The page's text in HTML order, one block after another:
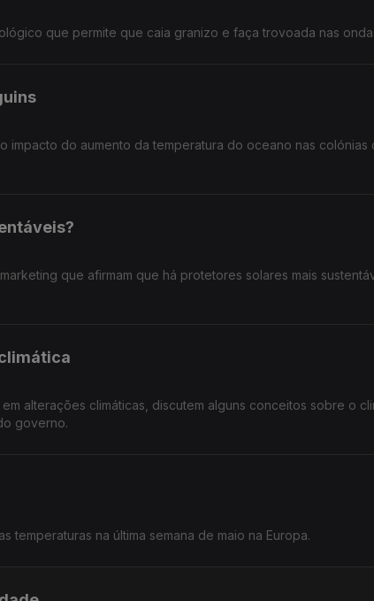
que permite que caia granizo e faça trovoada nas
impacto do aumento da temperatura do oceano nas colónias
que afirmam que há protetores solares mais
alterações climáticas, discutem alguns conceitos sobre o
governo.
na última semana de maio na Europa.